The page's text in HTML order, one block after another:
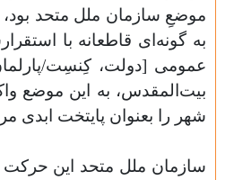
موضعِ سازمان ملل متحد
به گونه‌ای قاطعانه با
عمومی [دولت، کِنسِت/
بیت‌المقدس، به این موضع
شهر را بعنوان پایتخت ابدی
سازمان ملل متحد این حرکت